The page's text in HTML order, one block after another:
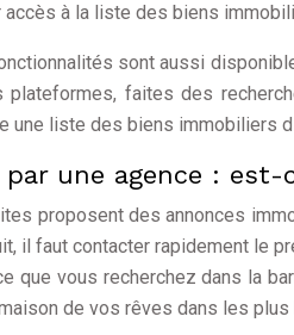
accès à la liste des biens
sont aussi
plateformes, faites des
une liste des biens immobiliers
par une agence : est-
proposent des annonces
il faut contacter rapidement le
que vous recherchez dans la
de vos rêves dans les